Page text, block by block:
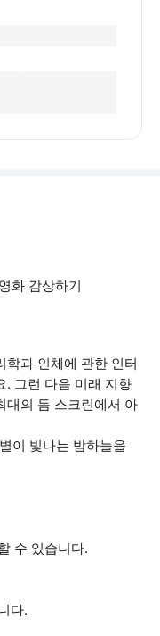
화 감상하기
학과 인체에 관한 인터
. 그런 다음 미래 지향
대의 돔 스크린에서 아
이 빛나는 밤하늘을
수 있습니다.
다.